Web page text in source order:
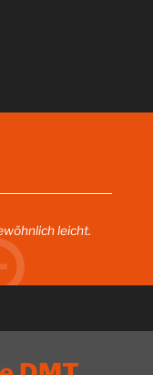
leicht.